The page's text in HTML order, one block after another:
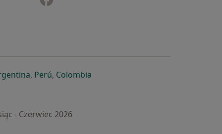
karcie
w nowej karcie
się w nowej karcie
otwiera się w nowej karcie
, Perúotwiera się w nowej karcie
, Colombiaotwiera się w nowej karcie
- Czerwiec 2026